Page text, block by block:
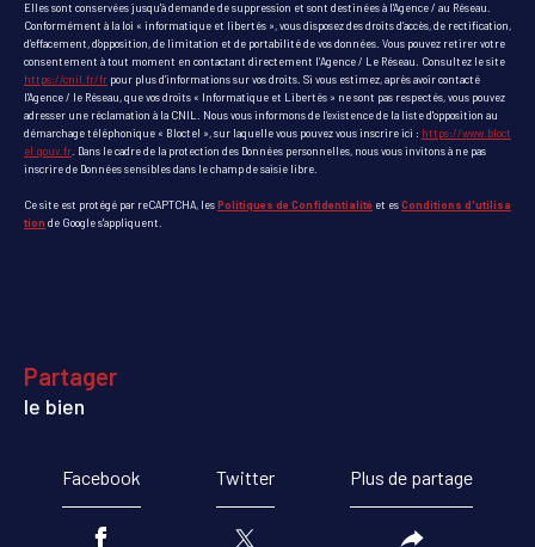
Elles sont conservées jusqu'à demande de suppression et sont destinées à l'Agence / au Réseau.
Conformément à la loi « informatique et libertés », vous disposez des droits d’accès, de rectification,
d’effacement, d’opposition, de limitation et de portabilité de vos données. Vous pouvez retirer votre
consentement à tout moment en contactant directement l’Agence / Le Réseau. Consultez le site
https://cnil.fr/fr pour plus d’informations sur vos droits. Si vous estimez, après avoir contacté
l'Agence / le Réseau, que vos droits « Informatique et Libertés » ne sont pas respectés, vous pouvez
adresser une réclamation à la CNIL. Nous vous informons de l’existence de la liste d'opposition au
démarchage téléphonique « Bloctel », sur laquelle vous pouvez vous inscrire ici : https://www.bloct
el.gouv.fr . Dans le cadre de la protection des Données personnelles, nous vous invitons à ne pas
inscrire de Données sensibles dans le champ de saisie libre.
Ce site est protégé par reCAPTCHA, lesPolitiques de Confidentialité et esConditions d'utilisa
tion de Google s'appliquent.
partager
le bien
Facebook Twitter Plus de partage